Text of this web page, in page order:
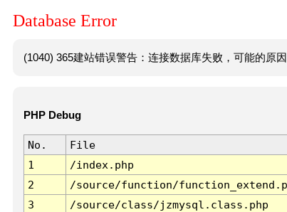
Database Error
(1040) 365建站错误警告：连接数据库失败，可能的原
PHP Debug
No. File
1
/index.php
2
/source/function/
3
/source/class/jzmysql.class.php